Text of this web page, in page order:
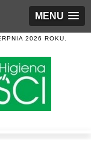
MENU
2026 ROKU.